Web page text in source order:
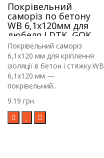
Покрівельний
саморіз по бетону
WB 6,1х120мм для
дюбеля LDTK, GOK,
RIF
Покрівельний саморіз
6,1х120 мм для кріплення
ізоляції в бетон і стяжку.WB
6,1х120 мм —
покрівельний..
9.19 грн.